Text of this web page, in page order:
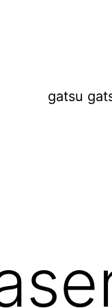
gatsu